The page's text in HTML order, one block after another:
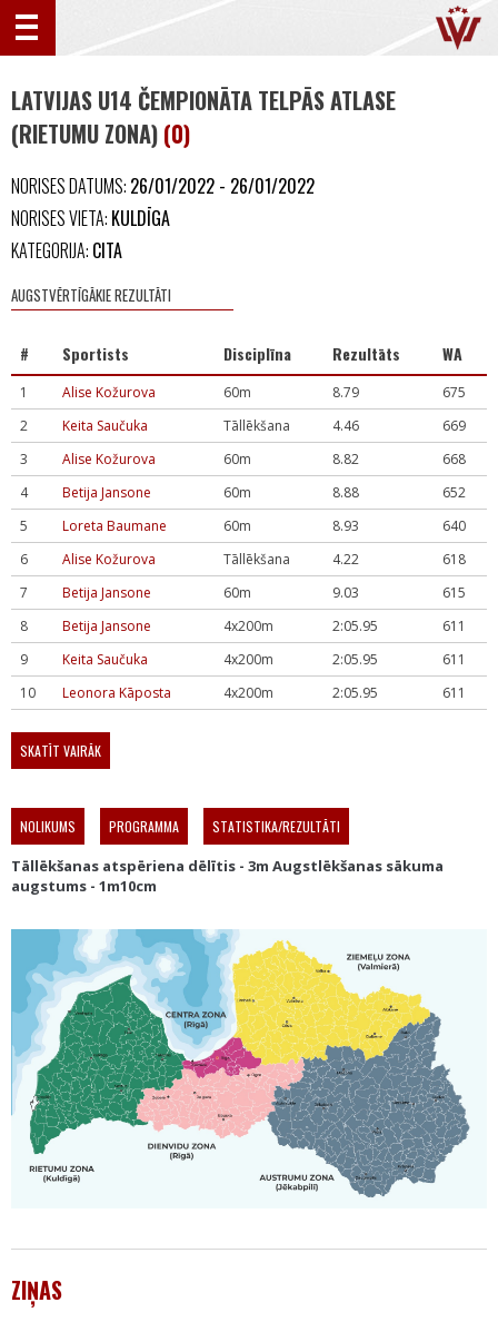
LATVIJAS U14 ČEMPIONĀTA TELPĀS ATLASE
(RIETUMU ZONA) (0)
NORISES DATUMS: 26/01/2022 - 26/01/2022
NORISES VIETA: KULDĪGA
KATEGORIJA: CITA
AUGSTVĒRTĪGĀKIE REZULTĀTI
# Sportists Disciplīna Rezultāts WA
1 Alise Kožurova 60m 8.79
675
2
Keita Saučuka Tāllēkšana 4.46
669
3
Alise Kožurova 60m 8.82
668
4
Betija Jansone 60m 8.88
652
5
Loreta Baumane 60m 8.93
640
6
Alise Kožurova Tāllēkšana 4.22
618
7
Betija Jansone 60m 9.03
615
8
Betija Jansone 4x200m 2:05.95
611
9
Keita Saučuka 4x200m 2:05.95
611
10
Leonora Kāposta 4x200m 2:05.95 611
SKATĪT VAIRĀK
NOLIKUMS PROGRAMMA STATISTIKA/REZULTĀTI
Tāllēkšanas atspēriena dēlītis - 3m Augstlēkšanas sākuma
augstums - 1m10cm
ZIŅAS